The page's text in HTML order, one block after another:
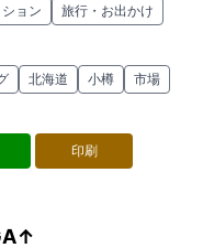
ョン 旅行・お出かけ
北海道 小樽 市場
印刷